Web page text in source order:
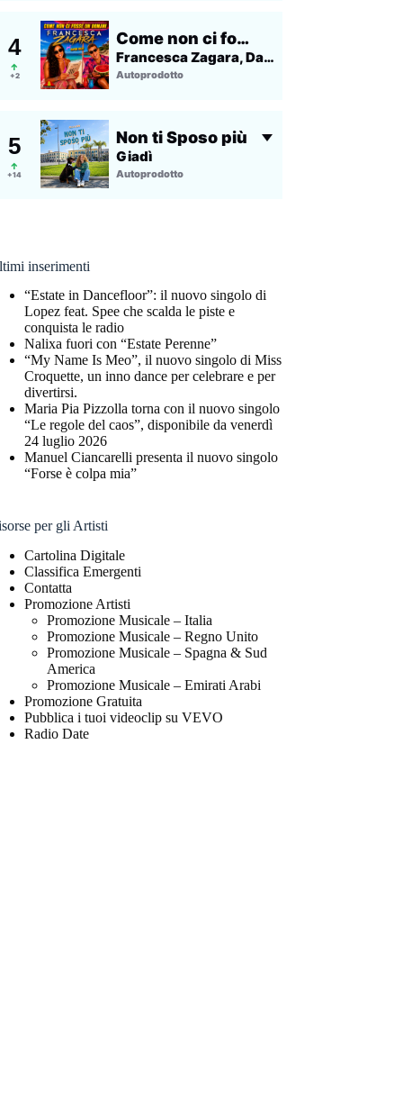
inserimenti
“Estate in Dancefloor”: il nuovo singolo di
Lopez feat. Spee che scalda le piste e
conquista le radio
Nalixa fuori con “Estate Perenne”
“My Name Is Meo”, il nuovo singolo di Miss
Croquette, un inno dance per celebrare e per
divertirsi.
Maria Pia Pizzolla torna con il nuovo singolo
“Le regole del caos”, disponibile da venerdì
24 luglio 2026
Manuel Ciancarelli presenta il nuovo singolo
“Forse è colpa mia”
per gli Artisti
Cartolina Digitale
Classifica Emergenti
Contatta
Promozione Artisti
Promozione Musicale – Italia
Promozione Musicale – Regno Unito
Promozione Musicale – Spagna & Sud
America
Promozione Musicale – Emirati Arabi
Promozione Gratuita
Pubblica i tuoi videoclip su VEVO
Radio Date